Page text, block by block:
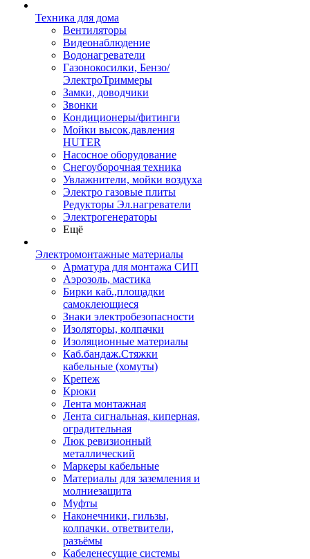
Техника для дома
Вентиляторы
Видеонаблюдение
Водонагреватели
Газонокосилки, Бензо/
ЭлектроТриммеры
Замки, доводчики
Звонки
Кондиционеры/фитинги
Мойки высок.давления
HUTER
Насосное оборудование
Снегоуборочная техника
Увлажнители, мойки воздуха
Электро газовые плиты
Редукторы Эл.нагреватели
Электрогенераторы
Ещё
Электромонтажные материалы
Арматура для монтажа СИП
Аэрозоль, мастика
Бирки каб.,площадки
самоклеющиеся
Знаки электробезопасности
Изоляторы, колпачки
Изоляционные материалы
Каб.бандаж.Стяжки
кабельные (хомуты)
Крепеж
Крюки
Лента монтажная
Лента сигнальная, киперная,
оградительная
Люк ревизионный
металлический
Маркеры кабельные
Материалы для заземления и
молниезащита
Муфты
Наконечники, гильзы,
колпачки. ответвители,
разъёмы
Кабеленесущие системы